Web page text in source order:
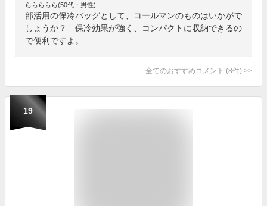
ららららら(50代・男性)
部活用の保冷バッグとして、コールマンのものはいかがで
しょうか？ 保冷効果が強く、コンパクトに収納できるの
で便利ですよ。
全てのおすすめコメント (8件) >
19